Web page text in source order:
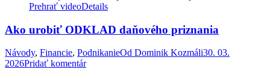
Prehrať videoDetails
Ako urobiť ODKLAD daňového priznania
Návody, Financie, PodnikanieOd Dominik Kozmáli30. 03.
2026Pridať komentár